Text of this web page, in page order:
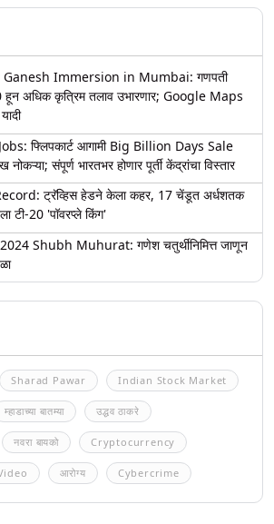
Immersion in Mumbai: गणपती
हून अधिक कृत्रिम तलाव उभारणार; Google Maps
फ्लिपकार्ट आगामी Big Billion Days Sale
नोकऱ्या; संपूर्ण भारतभर होणार पूर्ती केंद्रांचा विस्तार
ट्रॅव्हिस हेडने केला कहर, 17 चेंडूत अर्धशतक
टी-20 'पॉवरप्ले किंग'
Shubh Muhurat: गणेश चतुर्थीनिमित्त जाणून
Sharad Pawar Indian Stock Market
म्हाडाच्या बातम्या उद्धव ठाकरे
नवरा बायको Cryptocurrency
आरोग्य Cybercrime